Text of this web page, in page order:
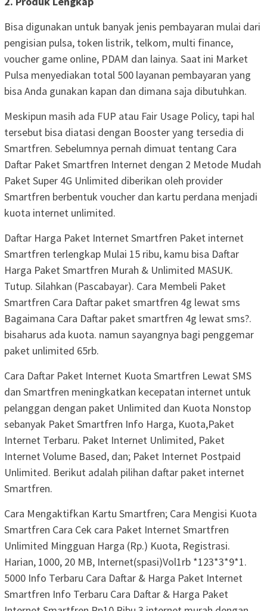
Bisa digunakan untuk banyak jenis pembayaran mulai dari
pengisian pulsa, token listrik, telkom, multi finance,
voucher game online, PDAM dan lainya. Saat ini Market
Pulsa menyediakan total 500 layanan pembayaran yang
bisa Anda gunakan kapan dan dimana saja dibutuhkan.
Meskipun masih ada FUP atau Fair Usage Policy, tapi hal
tersebut bisa diatasi dengan Booster yang tersedia di
Smartfren. Sebelumnya pernah dimuat tentang Cara
Daftar Paket Smartfren Internet dengan 2 Metode Mudah
Paket Super 4G Unlimited diberikan oleh provider
Smartfren berbentuk voucher dan kartu perdana menjadi
kuota internet unlimited.
Daftar Harga Paket Internet Smartfren Paket internet
Smartfren terlengkap Mulai 15 ribu, kamu bisa Daftar
Harga Paket Smartfren Murah & Unlimited MASUK.
Tutup. Silahkan (Pascabayar). Cara Membeli Paket
Smartfren Cara Daftar paket smartfren 4g lewat sms
Bagaimana Cara Daftar paket smartfren 4g lewat sms?.
bisaharus ada kuota. namun sayangnya bagi penggemar
paket unlimited 65rb.
Cara Daftar Paket Internet Kuota Smartfren Lewat SMS
dan Smartfren meningkatkan kecepatan internet untuk
pelanggan dengan paket Unlimited dan Kuota Nonstop
sebanyak Paket Smartfren Info Harga, Kuota,Paket
Internet Terbaru. Paket Internet Unlimited, Paket
Internet Volume Based, dan; Paket Internet Postpaid
Unlimited. Berikut adalah pilihan daftar paket internet
Smartfren.
Cara Mengaktifkan Kartu Smartfren; Cara Mengisi Kuota
Smartfren Cara Cek cara Paket Internet Smartfren
Unlimited Mingguan Harga (Rp.) Kuota, Registrasi.
Harian, 1000, 20 MB, Internet(spasi)Vol1rb *123*3*9*1.
5000 Info Terbaru Cara Daftar & Harga Paket Internet
Smartfren Info Terbaru Cara Daftar & Harga Paket